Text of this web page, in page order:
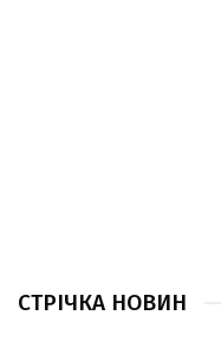
СТРІЧКА НОВИН